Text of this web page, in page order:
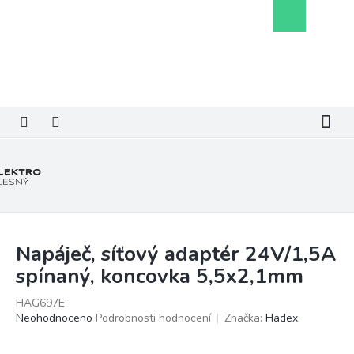
košík
Napáječ, síťový adaptér 24V/1,5A
spínaný, koncovka 5,5x2,1mm
HAG697E
Průměrné
Neohodnoceno Podrobnosti hodnocení Značka: Hadex